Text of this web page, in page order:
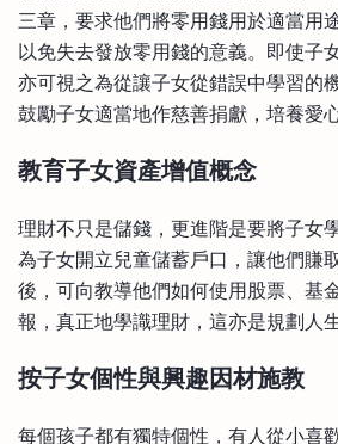
三章，要求他們將零用錢用於適當用
以免失去發放零用錢的意義。即使子
亦可視之為從讓子女從錯誤中學習的
鼓勵子女適當地作慈善捐獻，培養愛心
教育子女資產增值概念
理財不只是儲錢，更進階是要將子女
為子女開立兒童儲蓄戶口，讓他們賺
後，可向教導他們如何使用股票、基
報，真正地學識理財，這亦是規劃人
按子女個性與興趣因材施教
每個孩子都有獨特個性，有人從小喜